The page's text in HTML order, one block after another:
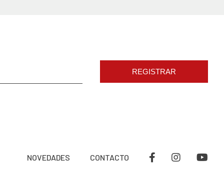
REGISTRAR
NOVEDADES CONTACTO